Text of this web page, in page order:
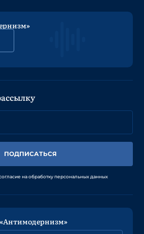
ПОДПИСАТЬСЯ
на обработку персональных данных